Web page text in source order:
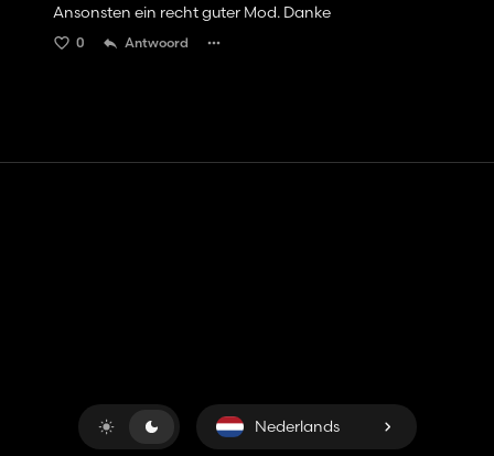
Ansonsten ein recht guter Mod. Danke
0 Antwoord
Nederlands